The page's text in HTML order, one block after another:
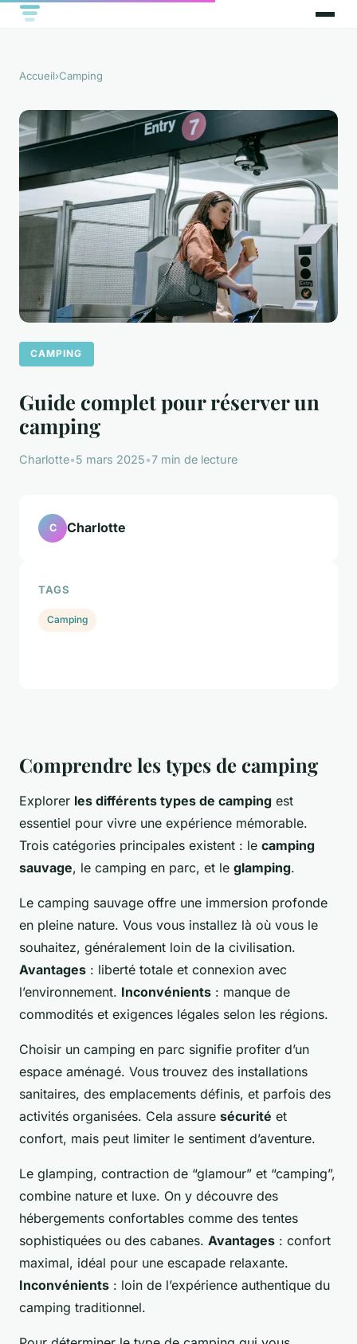
Accueil›Camping
CAMPING
Guide complet pour réserver un
camping
Charlotte•5 mars 2025•7 min de lecture
Comprendre les types de camping
Explorer les différents types de camping est
essentiel pour vivre une expérience mémorable.
Trois catégories principales existent : le camping
sauvage, le camping en parc, et le glamping.
Le camping sauvage offre une immersion profonde
en pleine nature. Vous vous installez là où vous le
souhaitez, généralement loin de la civilisation.
Avantages : liberté totale et connexion avec
l’environnement. Inconvénients : manque de
commodités et exigences légales selon les régions.
Choisir un camping en parc signifie profiter d’un
espace aménagé. Vous trouvez des installations
sanitaires, des emplacements définis, et parfois des
activités organisées. Cela assure sécurité et
confort, mais peut limiter le sentiment d’aventure.
Le glamping, contraction de “glamour” et “camping”,
combine nature et luxe. On y découvre des
hébergements confortables comme des tentes
sophistiquées ou des cabanes. Avantages : confort
maximal, idéal pour une escapade relaxante.
Inconvénients : loin de l’expérience authentique du
camping traditionnel.
C Charlotte
TAGS
Camping